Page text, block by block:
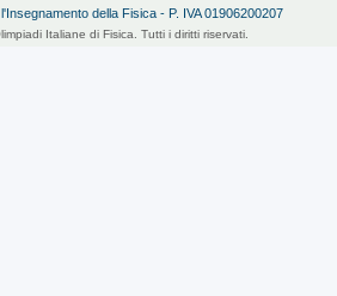
della Fisica - P. IVA 01906200207
Italiane di Fisica. Tutti i diritti riservati.